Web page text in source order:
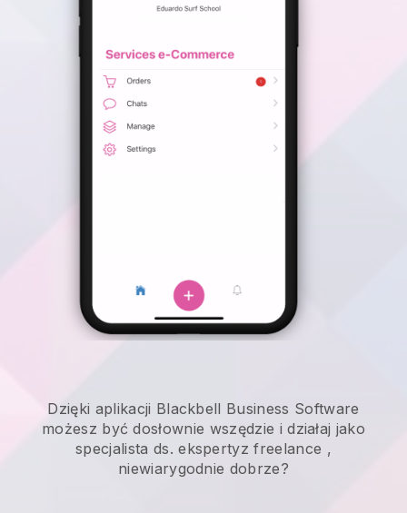
Dzięki aplikacji Blackbell Business Software
możesz być dosłownie wszędzie idziałaj jako
specjalista ds. ekspertyz freelance ,
niewiarygodnie dobrze?